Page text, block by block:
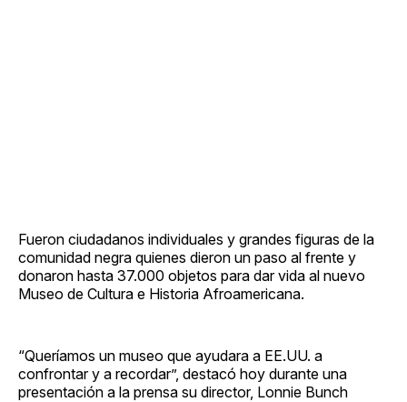
Fueron ciudadanos individuales y grandes figuras de la
comunidad negra quienes dieron un paso al frente y
donaron hasta 37.000 objetos para dar vida al nuevo
Museo de Cultura e Historia Afroamericana.
“Queríamos un museo que ayudara a EE.UU. a
confrontar y a recordar”, destacó hoy durante una
presentación a la prensa su director, Lonnie Bunch